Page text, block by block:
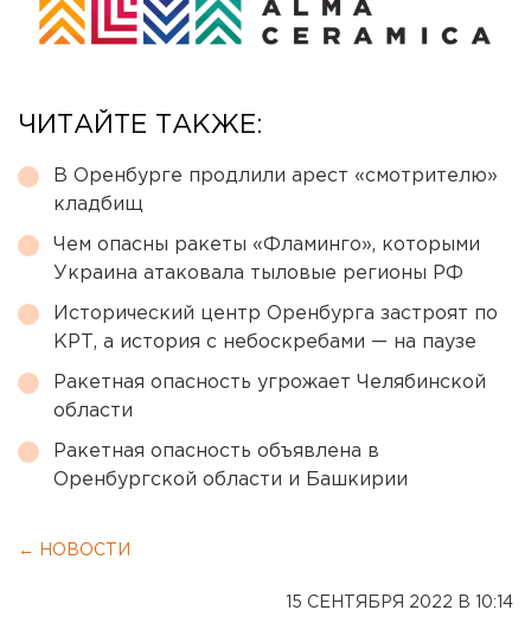
ЧИТАЙТЕ ТАКЖЕ:
В Оренбурге продлили арест «смотрителю»
кладбищ
Чем опасны ракеты «Фламинго», которыми
Украина атаковала тыловые регионы РФ
Исторический центр Оренбурга застроят по
КРТ, а история с небоскребами — на паузе
Ракетная опасность угрожает Челябинской
области
Ракетная опасность объявлена в
Оренбургской области и Башкирии
← НОВОСТИ
15 СЕНТЯБРЯ 2022 В 10:14